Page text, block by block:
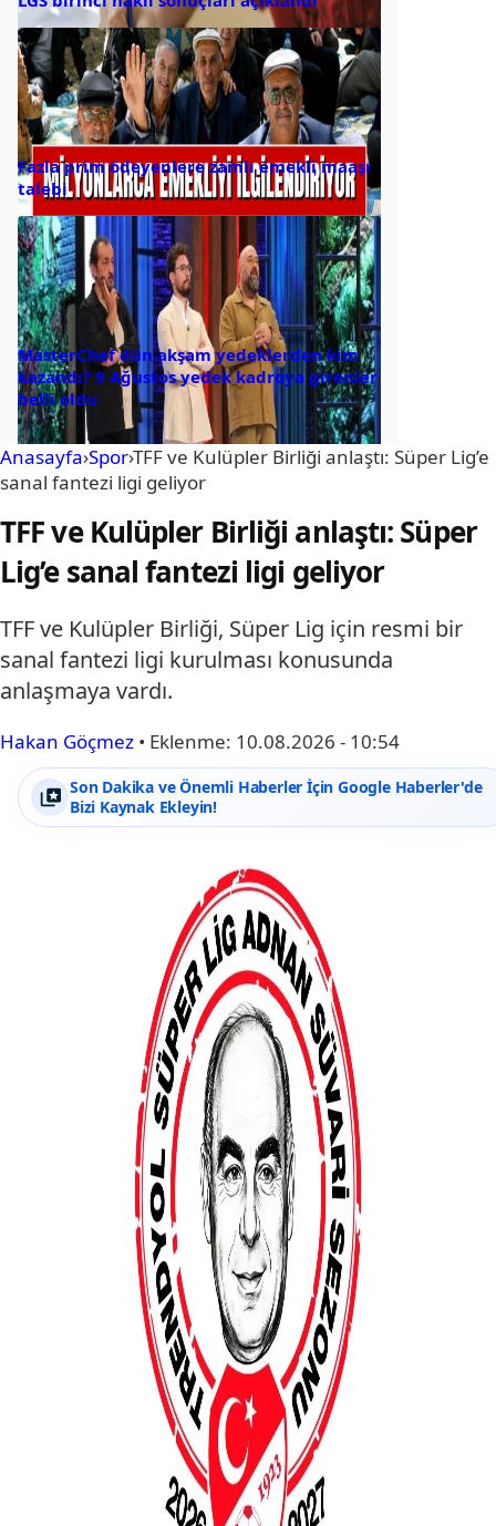
Fazla prim ödeyenlere zamlı emekli maaşı
talebi
MasterChef dün akşam yedeklerden kim
kazandı? 9 Ağustos yedek kadroya girenler
belli oldu
Anasayfa›Spor›TFF ve Kulüpler Birliği anlaştı: Süper Lig’e
sanal fantezi ligi geliyor
TFF ve Kulüpler Birliği anlaştı: Süper
Lig’e sanal fantezi ligi geliyor
TFF ve Kulüpler Birliği, Süper Lig için resmi bir
sanal fantezi ligi kurulması konusunda
anlaşmaya vardı.
Hakan Göçmez • Eklenme: 10.08.2026 - 10:54
Son Dakika ve Önemli Haberler İçin Google Haberler'de
Bizi Kaynak Ekleyin!